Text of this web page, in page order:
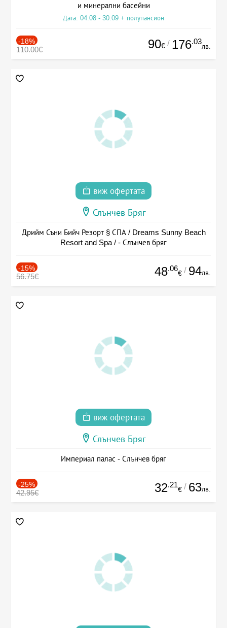
и минерални басейни
Дата: 04.08 - 30.09 + полупансион
-18%
110.00€ 90€ / 176.03
лв.
виж офертата
Слънчев Бряг
Дрийм Съни Бийч Резорт § СПА / Dreams Sunny Beach
Resort and Spa / - Слънчев бряг
-15%
56.75€ 48.06
€ / 94лв.
виж офертата
Слънчев Бряг
Империал палас - Слънчев бряг
-25%
42.95€ 32.21
€ / 63лв.